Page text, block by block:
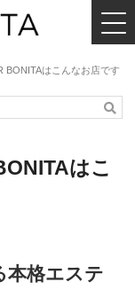
BONITAはこんなお店です
はこ
本格エステ